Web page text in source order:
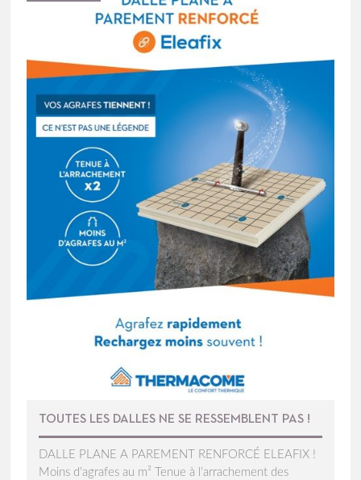
TOUTES LES DALLES NE SE RESSEMBLENT PAS !
DALLE PLANE A PAREMENT RENFORCÉ ELEAFIX !
Moins d’agrafes au m² Tenue à l’arrachement des